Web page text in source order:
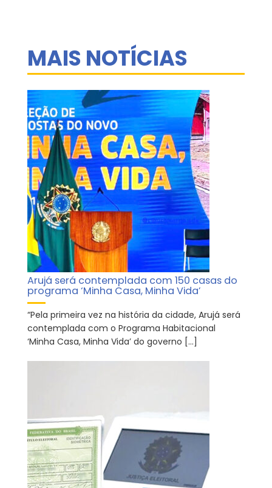
MAIS NOTÍCIAS
Arujá será contemplada com 150 casas do
programa ‘Minha Casa, Minha Vida’
“Pela primeira vez na história da cidade, Arujá será
contemplada com o Programa Habitacional
‘Minha Casa, Minha Vida’ do governo […]